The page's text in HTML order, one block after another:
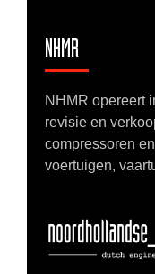
NHMR
NHMR opereert
revisie en
compressoren
voertuigen,